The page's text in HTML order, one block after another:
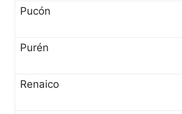
Pucón
Purén
Renaico